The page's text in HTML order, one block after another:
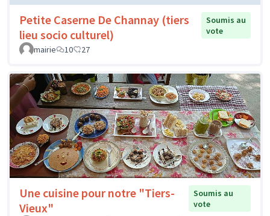
Petite Caserne De Channay (tiers
lieu socio culturel)
Soumis au
vote
mairie
10 27
Une cuisine pour notre "Tiers-
Vieux"
Soumis au
vote